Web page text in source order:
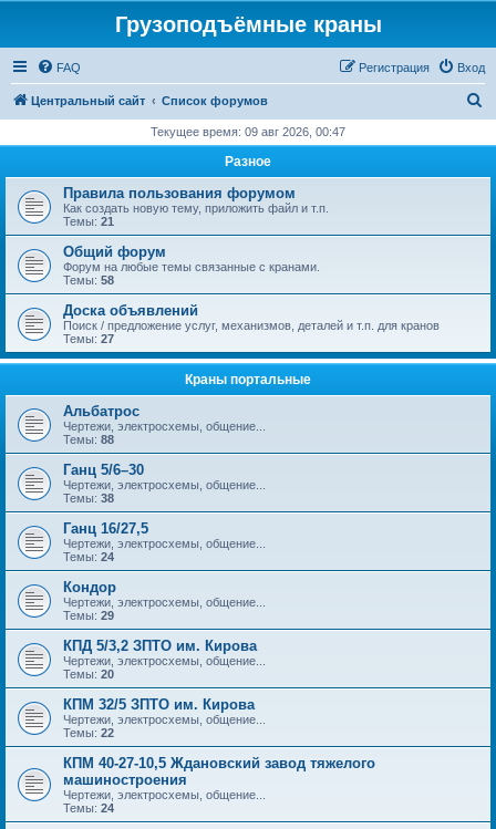
Грузоподъёмные краны
FAQ Вход
Регистрация
Центральный сайт Список форумов
с
Текущее время: 09 авг 2026, 00:47
Разное
Правила пользования форумом
Как создать новую тему, приложить файл и т.п.
Темы: 21
Общий форум
Форум на любые темы связанные с кранами.
Темы: 58
Доска объявлений
Поиск / предложение услуг, механизмов, деталей и т.п. для кранов
Темы: 27
Краны портальные
Альбатрос
Чертежи, электросхемы, общение...
Темы: 88
Ганц 5/6–30
Чертежи, электросхемы, общение...
Темы: 38
Ганц 16/27,5
Чертежи, электросхемы, общение...
Темы: 24
Кондор
Чертежи, электросхемы, общение...
Темы: 29
КПД 5/3,2 ЗПТО им. Кирова
Чертежи, электросхемы, общение...
Темы: 20
КПМ 32/5 ЗПТО им. Кирова
Чертежи, электросхемы, общение...
Темы: 22
КПМ 40-27-10,5 Ждановский завод тяжелого
машиностроения
Чертежи, электросхемы, общение...
Темы: 24